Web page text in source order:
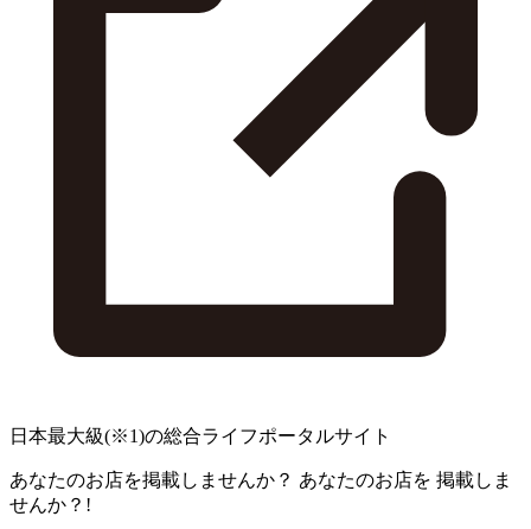
日本最大級(※1)の総合ライフポータルサイト
あなたのお店を掲載しませんか？ あなたのお店を 掲載しま
せんか？!